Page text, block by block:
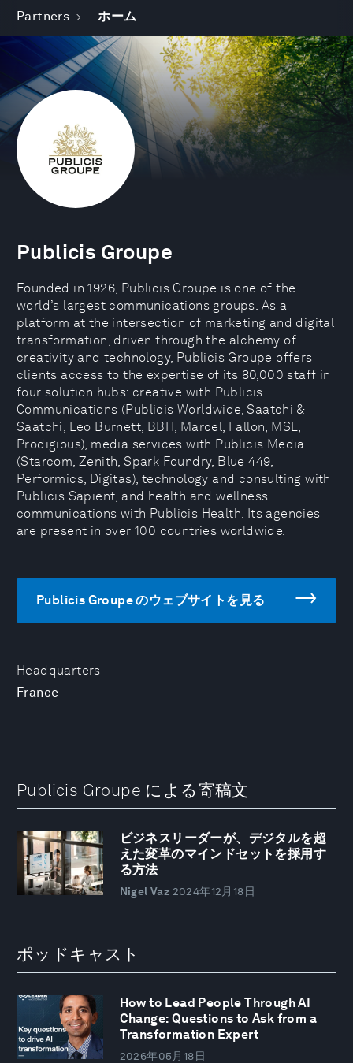
Partners ホーム
Headquarters
France
Publicis Groupe
Founded in 1926, Publicis Groupe is one of the
world’s largest communications groups. As a
platform at the intersection of marketing and digital
transformation, driven through the alchemy of
creativity and technology, Publicis Groupe offers
clients access to the expertise of its 80,000 staff in
four solution hubs: creative with Publicis
Communications (Publicis Worldwide, Saatchi &
Saatchi, Leo Burnett, BBH, Marcel, Fallon, MSL,
Prodigious), media services with Publicis Media
(Starcom, Zenith, Spark Foundry, Blue 449,
Performics, Digitas), technology and consulting with
Publicis.Sapient, and health and wellness
communications with Publicis Health. Its agencies
are present in over 100 countries worldwide.
Publicis Groupe のウェブサイトを見る
Publicis Groupe による寄稿文
ビジネスリーダーが、デジタルを超
えた変革のマインドセットを採用す
る方法
Nigel Vaz 2024年12月18日
ポッドキャスト
How to Lead People Through AI
Change: Questions to Ask from a
Transformation Expert
2026年05月18日